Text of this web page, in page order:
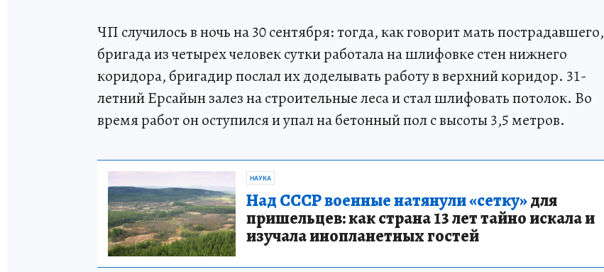
ЧП случилось в ночь на 30 сентября: тогда, как говорит мать пострадавшего,
бригада из четырех человек сутки работала на шлифовке стен нижнего
коридора, бригадир послал их доделывать работу в верхний коридор. 31-
летний Ерсайын залез на строительные леса и стал шлифовать потолок. Во
время работ он оступился и упал на бетонный пол с высоты 3,5 метров.
НАУКА
Над СССР военные натянули «сетку»для
пришельцев: как страна 13 лет тайно искала и
изучала инопланетных гостей